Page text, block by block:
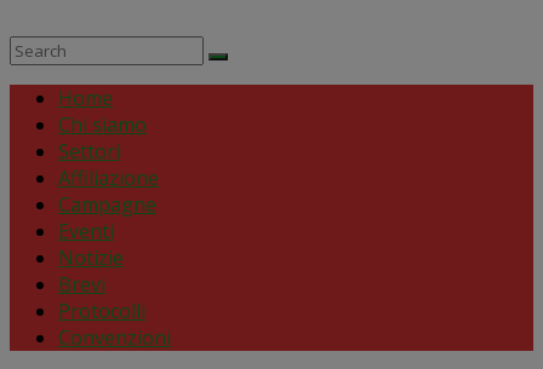
Home
Chi siamo
Settori
Affiliazione
Campagne
Eventi
Notizie
Brevi
Protocolli
Convenzioni